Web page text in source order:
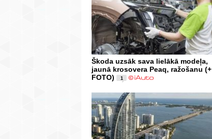
Škoda uzsāk sava lielākā modeļa,
jaunā krosovera Peaq, ražošanu (+
FOTO)
1